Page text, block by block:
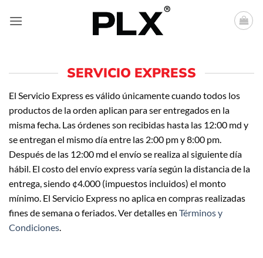
SERVICIO EXPRESS
El Servicio Express es válido únicamente cuando todos los
productos de la orden aplican para ser entregados en la
misma fecha. Las órdenes son recibidas hasta las 12:00 md y
se entregan el mismo día entre las 2:00 pm y 8:00 pm.
Después de las 12:00 md el envío se realiza al siguiente día
hábil. El costo del envío express varía según la distancia de la
entrega, siendo ¢4.000 (impuestos incluidos) el monto
mínimo. El Servicio Express no aplica en compras realizadas
fines de semana o feriados. Ver detalles en Términos y
Condiciones.